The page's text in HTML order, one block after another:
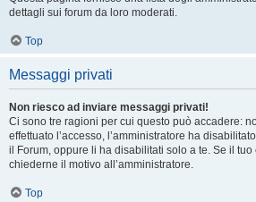
dettagli sui forum da loro moderati.
Top
Messaggi privati
Non riesco ad inviare messaggi privati!
Ci sono tre ragioni per cui questo può accadere:
effettuato l’accesso, l’amministratore ha
il Forum, oppure li ha disabilitati solo a te. Se il tuo
chiederne il motivo all’amministratore.
Top